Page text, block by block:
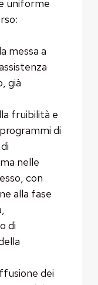
uniforme
messa a
già
fruibilità e
di
nelle
con
alla fase
di
dei